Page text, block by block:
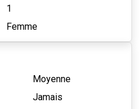
1
Femme
Moyenne
Jamais